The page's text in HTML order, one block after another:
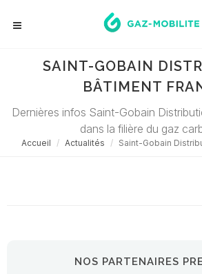
SAINT-GOBAIN
BÂTIMENT
Dernières infos Saint-Gobain
dans la filière du gaz
Accueil Actualités Saint-Gobain
NOS PARTENAIRES